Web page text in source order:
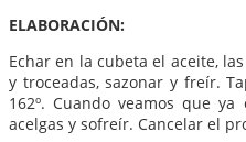
ELABORACIÓN:
Echar en la cubeta el aceite,
y troceadas, sazonar y freír.
162º. Cuando veamos que
acelgas y sofreír. Cancelar el